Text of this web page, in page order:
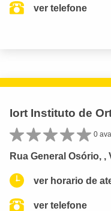
ver telefone
Iort Instituto de
0
Rua General Osório, ,
ver horario de
ver telefone